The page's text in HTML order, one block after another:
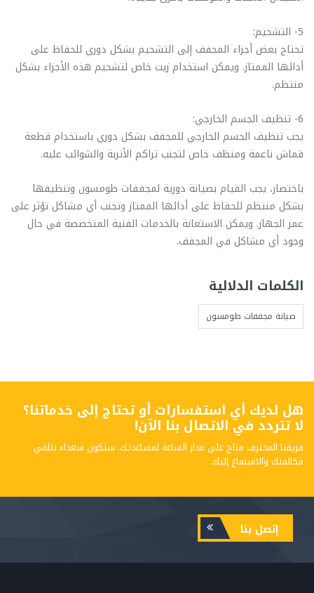
5- التشحيم:
تحتاج بعض أجزاء المجفف إلى التشحيم بشكل دوري للحفاظ على
أدائها الممتاز. ويمكن استخدام زيت خاص لتشحيم هذه الأجزاء بشكل
منتظم.
6- تنظيف الجسم الخارجي:
يجب تنظيف الجسم الخارجي للمجفف بشكل دوري باستخدام قطعة
قماش ناعمة ومنظف خاص لتجنب تراكم الأتربة والشوائب عليه.
باختصار، يجب القيام بصيانة دورية لمجففات طومسون وتنظيفها
بشكل منتظم للحفاظ على أدائها الممتاز وتجنب أي مشاكل تؤثر على
عمر الجهاز. ويمكن الاستعانة بالخدمات الفنية المتخصصة في حال
وجود أي مشاكل في المجفف.
الكلمات الدلالية
صيانة مجففات طومسون
هل لديك أي استفسارات أو تحتاج إلى خدماتنا؟
لا تتردد في الاتصال بنا الآن!
فريقنا المحترف متاح على مدار الساعة لمساعدتك. سنكون سعداء بتلقي
مكالمتك والاستماع إليك.
إتصل بنا